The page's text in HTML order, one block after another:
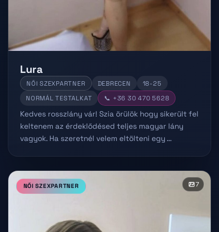
Lura
NŐI SZEXPARTNER DEBRECEN
18-25
NORMÁL TESTALKAT
📞 +36 30 470 5628
Kedves rosszlány vár! Szia örülök hogy sikerült fel
keltenem az érdeklődésed teljes magyar lány
vagyok. Ha szeretnél velem eltölteni egy …
NŐI SZEXPARTNER 7